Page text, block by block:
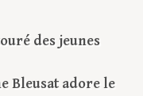
des jeunes
Bleusat adore le